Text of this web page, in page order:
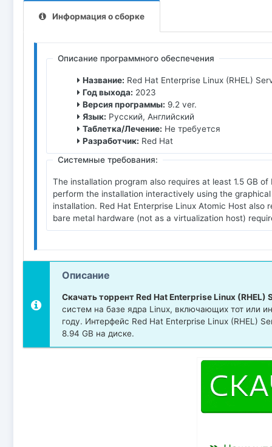
Информация о сборке
Описание программного обеспечения
Название: Red Hat Enterprise Linux (RHEL)
Год выхода: 2023
Версия программы: 9.2 ver.
Язык: Русский, Английский
Таблетка/Лечение: Не требуется
Разработчик: Red Hat
Системные требования:
The installation program also requires at least 1.5 GB
perform the installation interactively using the
installation. Red Hat Enterprise Linux Atomic Host
bare metal hardware (not as a virtualization host)
Описание
Скачать торрент Red Hat Enterprise Linux (RHEL)
систем на базе ядра Linux, включающих тот или
году. Интерфейс Red Hat Enterprise Linux (RHEL)
8.94 GB на диске.